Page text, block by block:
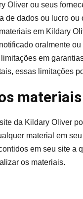
Oliver ou seus
de dados ou lucro
em Kildary
oralmente
em
essas limitações
materiais
da Kildary Oliver
material em
em seu site a
os materiais.